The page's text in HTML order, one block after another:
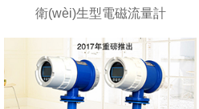
衛(wèi)生型電磁流量計